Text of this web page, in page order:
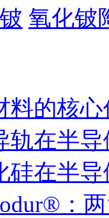
氧化铍
料的核心
轨在半
硅在半
：